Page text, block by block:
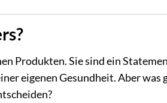
Produkten. Sie sind ein
eigenen Gesundheit. Aber was